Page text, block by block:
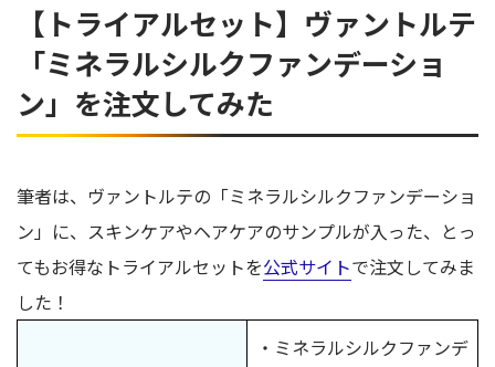
【トライアルセット】ヴァントルテ
「ミネラルシルクファンデーショ
ン」を注文してみた
筆者は、ヴァントルテの「ミネラルシルクファンデーショ
ン」に、スキンケアやヘアケアのサンプルが入った、とっ
てもお得なトライアルセットを公式サイトで注文してみま
した！
・ミネラルシルクファンデ